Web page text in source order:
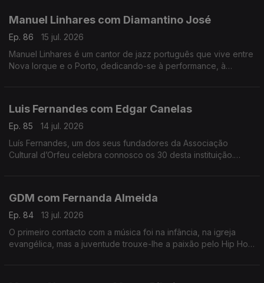
Manuel Linhares com Diamantino José
Ep. 86
15 jul. 2026
Manuel Linhares é um cantor de jazz português que vive entre
Nova Iorque e o Porto, dedicando-se à performance, à
Luis Fernandes com Edgar Canelas
Ep. 85
14 jul. 2026
Luís Fernandes, um dos seus fundadores da Associação
Cultural d’Orfeu celebra connosco os 30 desta instituição.
GDM com Fernanda Almeida
Ep. 84
13 jul. 2026
O primeiro contacto com a música foi na infância, na igreja
evangélica, mas a juventude trouxe-lhe a paixão pelo Hip Hop